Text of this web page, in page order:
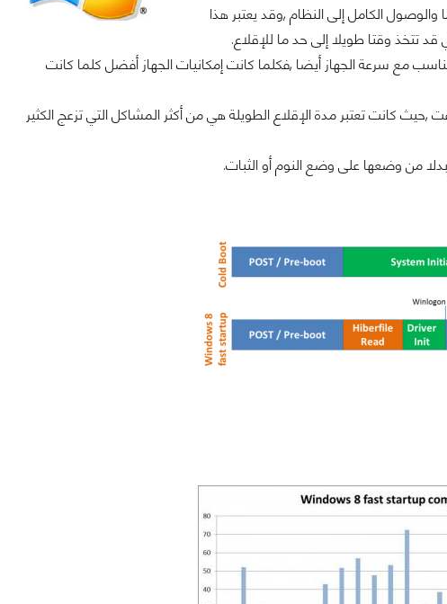
تماما والوصول الكامل إلى النظام ,وقد يعتبر هذا
تتخذ وقتا طويلا إلى حد ما للإقلاع.
مع سرعة الجهاز أيضا ,فكلما كانت إمكانيات الجهاز أفضل كلما كانت
كانت تعتبر مدة الإقلاع الطويلة هي من أكثر المشاكل التي تزعج الكثير
من وضعها على وضع النوم أو الثبات.